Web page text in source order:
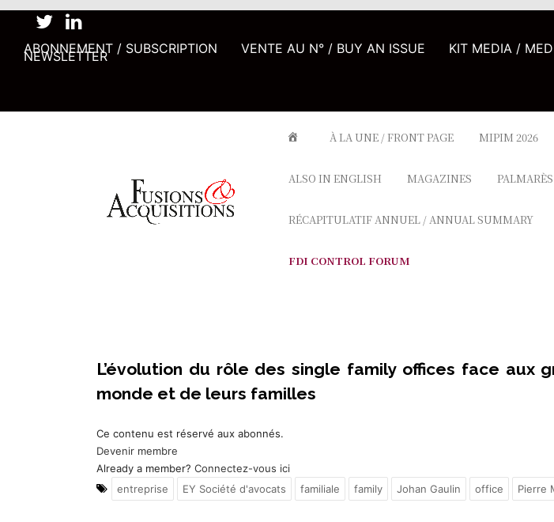
ABONNEMENT / SUBSCRIPTION VENTE AU N° / BUY AN ISSUE KIT MEDIA /
NEWSLETTER
À LA UNE / FRONT PAGE MIPIM 2026
ALSO IN ENGLISH MAGAZINES
RÉCAPITULATIF ANNUEL / ANNUAL SUMMARY
FDI CONTROL FORUM
L’évolution du rôle des single family offices face aux
monde et de leurs familles
Ce contenu est réservé aux abonnés.
Devenir membre
Already a member? Connectez-vous ici
entreprise
EY Société d'avocats familiale family Johan Gaulin office Pierre